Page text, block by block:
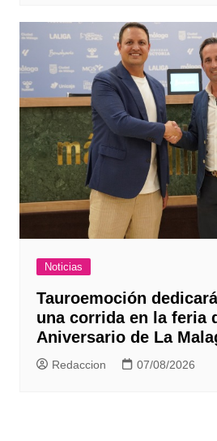
Noticias
Tauroemoción
una corrida en la feria
Aniversario de La
Redaccion 07/08/2026